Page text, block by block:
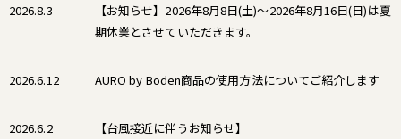
2026.8.3
【お知らせ】2026年8月8日(土)〜2026年8月16日(日)は夏
期休業とさせていただきます。
2026.6.12 AURO by Boden商品の使用方法についてご紹介します
2026.6.2
【台風接近に伴うお知らせ】